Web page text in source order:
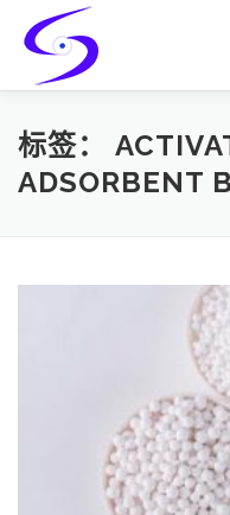
content
HOME PRODUCTS
标签：
ADSORBENT